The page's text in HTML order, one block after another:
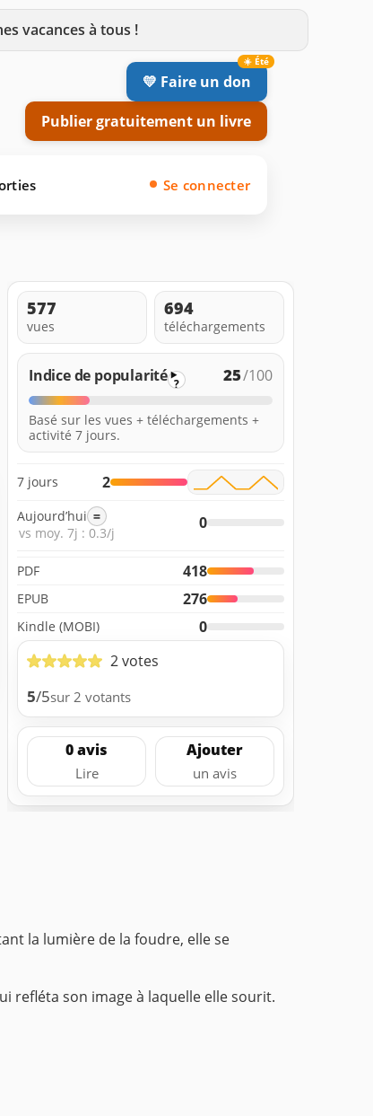
vacances à tous !
💛 Faire un don
Publier gratuitement un livre
Se connecter
577
vues
694
téléchargements
Indice de popularité ? 25/100
Basé sur les vues + téléchargements +
activité 7 jours.
7 jours 2
Aujourd’hui =
vs moy. 7j : 0.3/j
0
PDF 418
EPUB 276
Kindle (MOBI)
0
2 votes
5/5sur 2 votants
0 avis
Lire
Ajouter
un avis
la lumière de la foudre, elle se
refléta son image à laquelle elle sourit.